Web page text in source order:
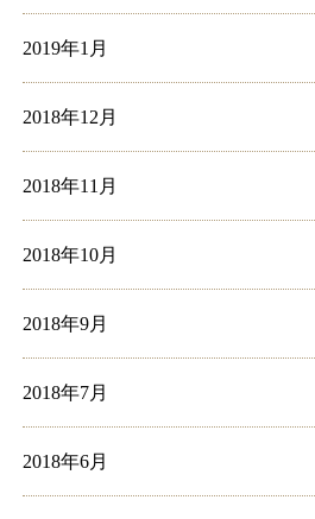
2019年1月
2018年12月
2018年11月
2018年10月
2018年9月
2018年7月
2018年6月